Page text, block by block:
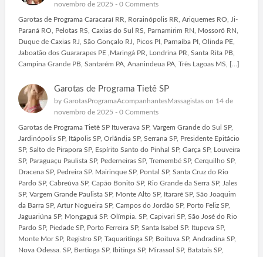
novembro de 2025 - 0 Comments
Garotas de Programa Caracaraí RR, Rorainópolis RR, Ariquemes RO, Ji-
Paraná RO, Pelotas RS, Caxias do Sul RS, Parnamirim RN, Mossoró RN,
Duque de Caxias RJ, São Gonçalo RJ, Picos PI, Parnaíba PI, Olinda PE,
Jaboatão dos Guararapes PE ,Maringá PR, Londrina PR, Santa Rita PB,
Campina Grande PB, Santarém PA, Ananindeua PA, Três Lagoas MS, […]
Garotas de Programa Tietê SP
by GarotasProgramaAcompanhantesMassagistason 14 de
novembro de 2025 - 0 Comments
Garotas de Programa Tietê SP Ituverava SP, Vargem Grande do Sul SP,
Jardinópolis SP, Itápolis SP, Orlândia SP, Serrana SP, Presidente Epitácio
SP, Salto de Pirapora SP, Espírito Santo do Pinhal SP, Garça SP, Louveira
SP, Paraguaçu Paulista SP, Pederneiras SP, Tremembé SP, Cerquilho SP,
Dracena SP, Pedreira SP. Mairinque SP, Pontal SP, Santa Cruz do Rio
Pardo SP, Cabreúva SP, Capão Bonito SP, Rio Grande da Serra SP, Jales
SP, Vargem Grande Paulista SP, Monte Alto SP, Itararé SP, São Joaquim
da Barra SP, Artur Nogueira SP, Campos do Jordão SP, Porto Feliz SP,
Jaguariúna SP, Mongaguá SP. Olímpia. SP, Capivari SP, São José do Rio
Pardo SP, Piedade SP, Porto Ferreira SP, Santa Isabel SP. Itupeva SP,
Monte Mor SP, Registro SP, Taquaritinga SP, Boituva SP, Andradina SP,
Nova Odessa. SP, Bertioga SP, Ibitinga SP, Mirassol SP, Batatais SP,